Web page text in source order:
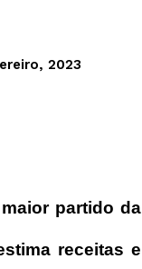
2023
partido da
receitas e